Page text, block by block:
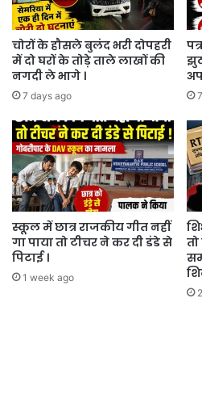
चोरों के हौसले बुलंद भरी दोपहरी
में दो घरों के तोड़े ताले लाखों की
नगदी ले भागे ।
7 days ago
स्कूल में छात्र राजकीय गीत नहीं
गा पाया तो टीचर ने कर दी डंडे से
पिटाई ।
1 week ago